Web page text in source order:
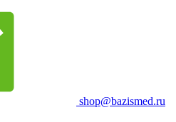
shop@bazismed.ru